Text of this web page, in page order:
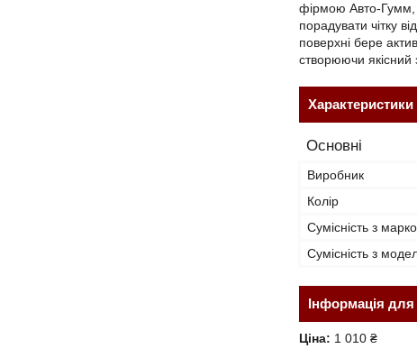
фірмою Авто-Гумм,
порадувати чітку
поверхні бере
створюючи
Характеристики
Основні
Виробник
Колір
Сумісність з
Сумісність з
Інформація
Ціна: 1 010 ₴